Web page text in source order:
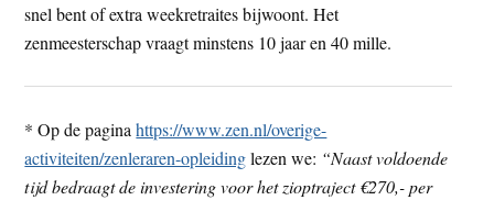
snel bent of extra weekretraites bijwoont. Het
zenmeesterschap vraagt minstens 10 jaar en 40 mille.
* Op de paginahttps://www.zen.nl/overige-
activiteiten/zenleraren-opleidinglezen we: “Naast voldoende
tijd bedraagt de investering voor het zioptraject €270,- per